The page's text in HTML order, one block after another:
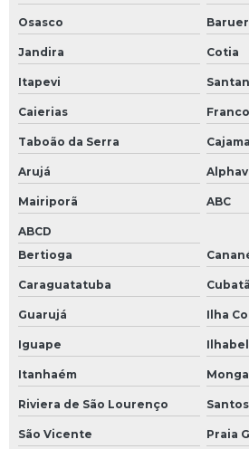
Osasco
Jandira Cotia
Itapevi
Caierias
Taboão da Serra
Arujá
Mairiporã ABC
ABCD
Bertioga
Caraguatatuba
Guarujá Ilha
Iguape
Itanhaém
Riviera de São Lourenço Santos
São Vicente Praia